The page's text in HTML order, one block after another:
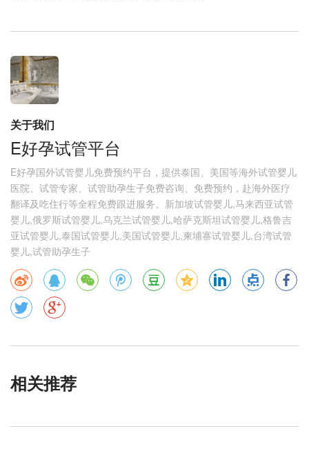
关于我们
E好孕试管平台
E好孕国外试管婴儿免费预约平台，提供泰国、美国等海外试管婴儿
医院、试管专家、试管助孕生子免费咨询、免费预约，赴海外医疗
翻译及吃住行等全程免费跟进服务。新加坡试管婴儿,马来西亚试管
婴儿,俄罗斯试管婴儿,乌克兰试管婴儿,哈萨克斯坦试管婴儿,格鲁吉
亚试管婴儿,泰国试管婴儿,美国试管婴儿,柬埔寨试管婴儿,台湾试管
婴儿,试管助孕生子
相关推荐